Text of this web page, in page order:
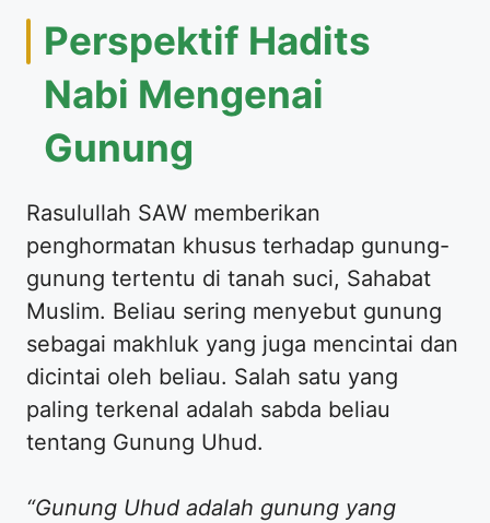
Perspektif Hadits
Nabi Mengenai
Gunung
Rasulullah SAW memberikan
penghormatan khusus terhadap gunung-
gunung tertentu di tanah suci, Sahabat
Muslim. Beliau sering menyebut gunung
sebagai makhluk yang juga mencintai dan
dicintai oleh beliau. Salah satu yang
paling terkenal adalah sabda beliau
tentang Gunung Uhud.
“Gunung Uhud adalah gunung yang